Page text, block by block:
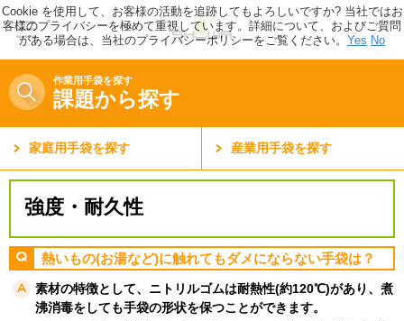
作業用手袋を探す
課題から探す
家庭用手袋を探す 産業用手袋を探す
強度・耐久性
熱いもの(お湯など)に触れてもダメにならない手袋は？
素材の特徴として、ニトリルゴムは耐熱性(約120℃)があり、煮
沸消毒をしても手袋の形状を保つことができます。
Cookie を使用して、お客様の活動を追跡してもよろしいですか? 当社ではお
客様のプライバシーを極めて重視しています。詳細について、およびご質問
がある場合は、当社のプライバシーポリシーをご覧ください。 Yes No